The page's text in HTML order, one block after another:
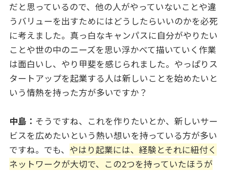
だと思っているので、他の人がやっていないことや違
うバリューを出すためにはどうしたらいいのかを必死
に考えました。真っ白なキャンパスに自分がやりたい
ことや世の中のニーズを思い浮かべて描いていく作業
は面白いし、やり甲斐を感じられました。やっぱりス
タートアップを起業する人は新しいことを始めたいと
いう情熱を持った方が多いですか？
中島： そうですね、これを作りたいとか、新しいサー
ビスを広めたいという熱い想いを持っている方が多い
ですね。でも、 やはり起業には、経験とそれに紐付く
ネットワークが大切で、この2つを持っていたほうが